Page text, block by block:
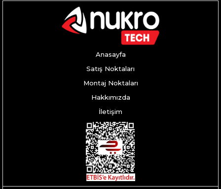
Anasayfa
Satış Noktaları
Montaj Noktaları
Hakkımızda
İletişim